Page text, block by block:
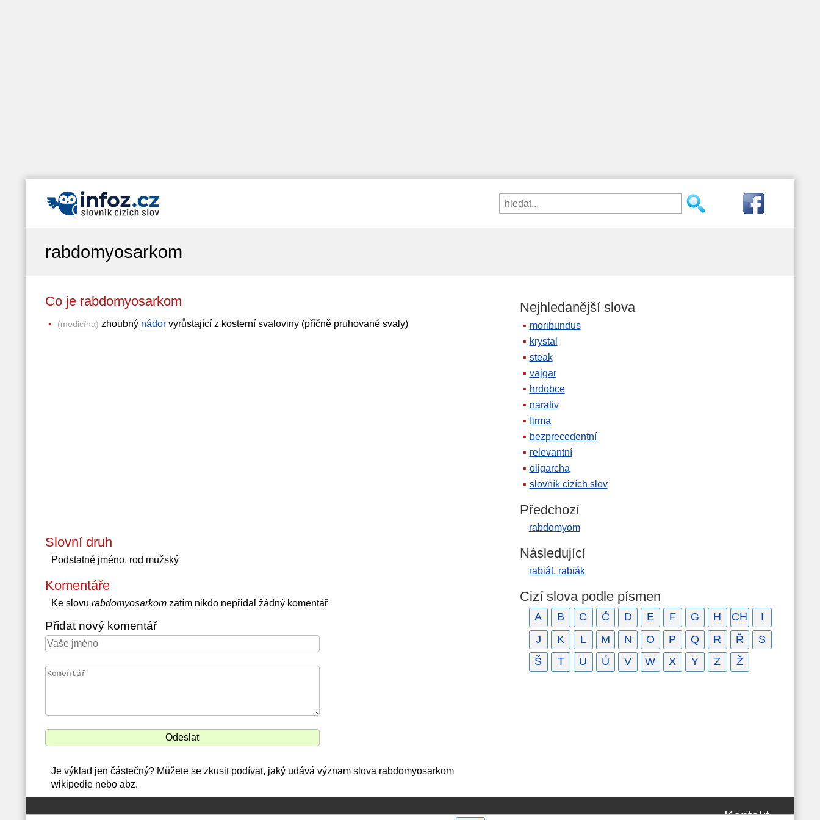
rabdomyosarkom
Co je rabdomyosarkom
(medicína) zhoubný nádorvyrůstající z kosterní svaloviny (příčně pruhované svaly)
Slovní druh
Podstatné jméno, rod mužský
Komentáře
Ke slovu rabdomyosarkomzatím nikdo nepřidal žádný komentář
Přidat nový komentář
Je výklad jen částečný? Můžete se zkusit podívat, jaký udává význam slova rabdomyosarkom
wikipedie nebo abz.
Nejhledanější slova
moribundus
krystal
steak
vajgar
hrdobce
narativ
firma
bezprecedentní
relevantní
oligarcha
slovník cizích slov
Předchozí
rabdomyom
Následující
rabiát, rabiák
Cizí slova podle písmen
A B C Č D E F G H CH
I
J
K L M N O P Q R Ř
S
Š
T U Ú V W X Y Z Ž
Kontakt